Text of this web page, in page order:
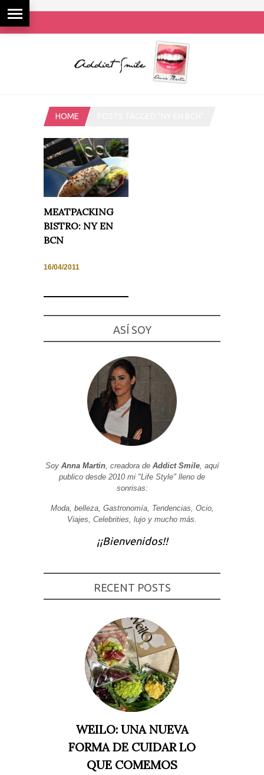
HOME
MEATPACKING
BISTRO: NY EN
BCN
16/04/2011
ASÍ SOY
Soy Anna Martin, creadora de Addict Smile, aquí
publico desde 2010 mi "Life Style" lleno de
sonrisas:
Moda, belleza, Gastronomía, Tendencias, Ocio,
Viajes, Celebrities, lujo y mucho más.
¡¡Bienvenidos!!
RECENT POSTS
WEILO: UNA NUEVA
FORMA DE CUIDAR LO
QUE COMEMOS
y estructura
de la web, en